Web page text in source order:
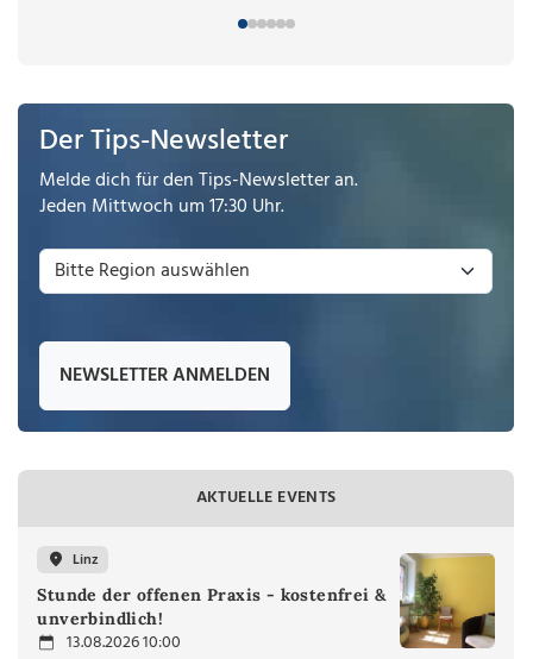
Der Tips-Newsletter
Melde dich für den Tips-Newsletter an.
Jeden Mittwoch um 17:30 Uhr.
NEWSLETTER ANMELDEN
AKTUELLE EVENTS
Linz
Stunde der offenen Praxis - kostenfrei &
unverbindlich!
13.08.2026 10:00